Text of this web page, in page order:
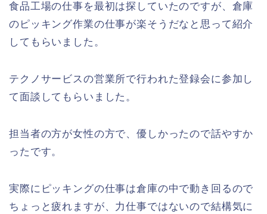
食品工場の仕事を最初は探していたのですが、倉庫
のピッキング作業の仕事が楽そうだなと思って紹介
してもらいました。
テクノサービスの営業所で行われた登録会に参加し
て面談してもらいました。
担当者の方が女性の方で、優しかったので話やすか
ったです。
実際にピッキングの仕事は倉庫の中で動き回るので
ちょっと疲れますが、力仕事ではないので結構気に